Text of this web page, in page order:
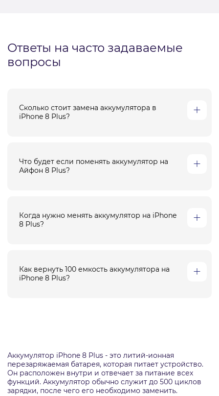
Ответы на часто задаваемые
вопросы
Сколько стоит замена аккумулятора в
iPhone 8 Plus?
Что будет если поменять аккумулятор на
Айфон 8 Plus?
Когда нужно менять аккумулятор на iPhone
8 Plus?
Как вернуть 100 емкость аккумулятора на
iPhone 8 Plus?
Аккумулятор iPhone 8 Plus - это литий-ионная
перезаряжаемая батарея, которая питает устройство.
Он расположен внутри и отвечает за питание всех
функций. Аккумулятор обычно служит до 500 циклов
зарядки, после чего его необходимо заменить.